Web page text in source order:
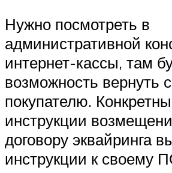
Нужно посмотреть в
административной
интернет-кассы, там
возможность вернуть
покупателю.
инструкции
договору эквайринга
инструкции к своему